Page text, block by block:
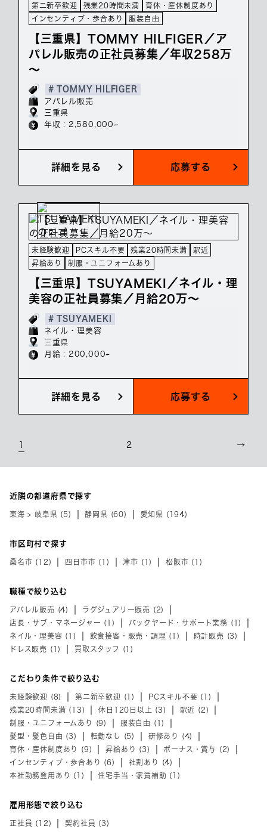
第二新卒歓迎 残業20時間未満
育休・産休制度あり
インセンティブ・歩合あり
服装自由
【三重県】TOMMY HILFIGER／ア
パレル販売の正社員募集／年収258万
～
# TOMMY HILFIGER
アパレル販売
三重県
年収 : 2,580,000~
詳細を見る 応募する
未経験歓迎 PCスキル不要 残業20時間未満
駅近
昇給あり
制服・ユニフォームあり
【三重県】TSUYAMEKI／ネイル・理
美容の正社員募集／月給20万～
# TSUYAMEKI
ネイル・理美容
三重県
月給 : 200,000~
詳細を見る 応募する
2 →
近隣の都道府県で探す
東海 > 岐阜県 (5) 静岡県 (60) 愛知県 (194)
市区町村で探す
桑名市 (12) 四日市市 (1) 津市 (1) 松阪市 (1)
職種で絞り込む
アパレル販売 (4)
ラグジュアリー販売 (2)
店長・サブ・マネージャー (1)
バックヤード・サポート業務 (1)
ネイル・理美容 (1)
飲食接客・販売・調理 (1)
時計販売 (3)
ドレス販売 (1)
買取スタッフ (1)
こだわり条件で絞り込む
未経験歓迎 (8) 第二新卒歓迎 (1)
PCスキル不要 (1)
残業20時間未満 (13)
休日120日以上 (3)
駅近 (2)
制服・ユニフォームあり (9)
服装自由 (1)
髪型・髪色自由 (3)
転勤なし (5)
研修あり (4)
育休・産休制度あり (9)
昇給あり (3)
ボーナス・賞与 (2)
インセンティブ・歩合あり (6)
社割あり (4)
本社勤務登用あり (1)
住宅手当・家賃補助 (1)
雇用形態で絞り込む
正社員 (12) 契約社員 (3)